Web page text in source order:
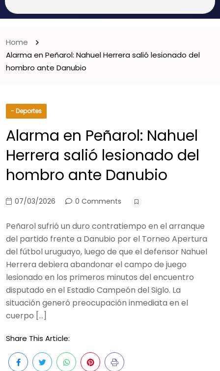
Home
Alarma en Peñarol: Nahuel Herrera salió lesionado del
hombro ante Danubio
- Deportes
Alarma en Peñarol: Nahuel
Herrera salió lesionado del
hombro ante Danubio
07/03/2026 0 Comments
Peñarol sufrió un duro contratiempo en el arranque
del partido frente a Danubio por el Torneo Apertura
del fútbol uruguayo, luego de que el defensor Nahuel
Herrera debiera abandonar el campo de juego
lesionado en los primeros minutos del encuentro
disputado en el Estadio Campeón del Siglo. La
situación generó preocupación inmediata en el
cuerpo […]
Share This Article: